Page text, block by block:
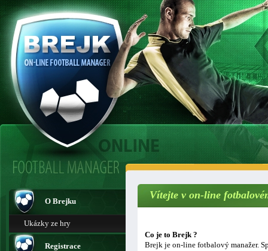
O Brejku
Ukázky ze hry
Registrace
Vítejte v on-line
Co je to Brejk ?
Brejk je on-line fotbalový manažer.